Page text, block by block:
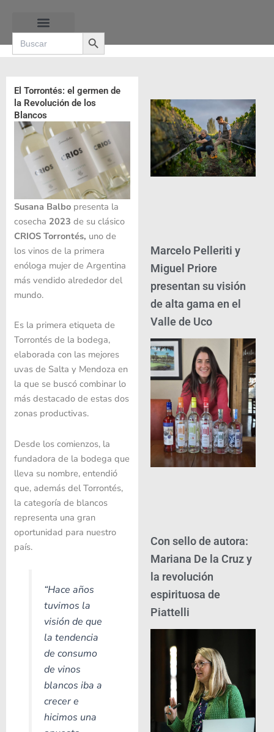
contenido
Search
for:
Search Button
El Torrontés: el germen de
la Revolución de los
Blancos
Susana Balbopresenta la
cosecha 2023 de su clásico
CRIOS Torrontés, uno de
los vinos de la primera
enóloga mujer de Argentina
más vendido alrededor del
mundo.
Es la primera etiqueta de
Torrontés de la bodega,
elaborada con las mejores
uvas de Salta y Mendoza en
la que se buscó combinar lo
más destacado de estas dos
zonas productivas.
Desde los comienzos, la
fundadora de la bodega que
lleva su nombre, entendió
que, además del Torrontés,
la categoría de blancos
representa una gran
oportunidad para nuestro
país.
“Hace años
tuvimos la
visión de que
la tendencia
de consumo
de vinos
blancos iba a
crecer e
hicimos una
Marcelo Pelleriti y
Miguel Priore
presentan su visión
de alta gama en el
Valle de Uco
Con sello de autora:
Mariana De la Cruz y
la revolución
espirituosa de
Piattelli